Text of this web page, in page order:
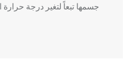
جسمها تبعاً لتغير درجة حرارة